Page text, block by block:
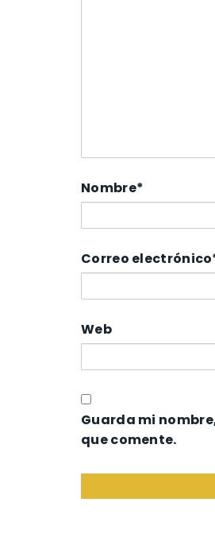
Nombre*
Correo electrónico
Web
Guarda mi
que comente.